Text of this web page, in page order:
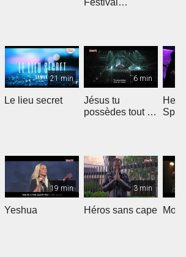
21 min
Le lieu secret
6 min
Jésus tu
possèdes tout en
He
19 min
Yeshua
3 min
Héros sans cape Moi